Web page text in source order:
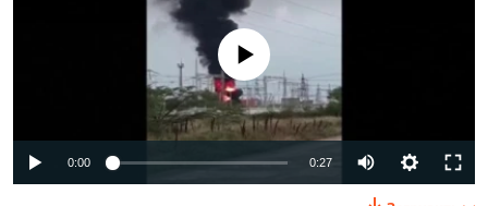
No media source currently available
0:00 0:27
240p